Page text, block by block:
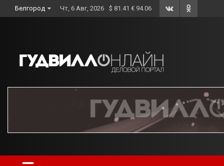
to
Белгород Чт, 6 Авг, 2026 $ 81.41 € 94.06